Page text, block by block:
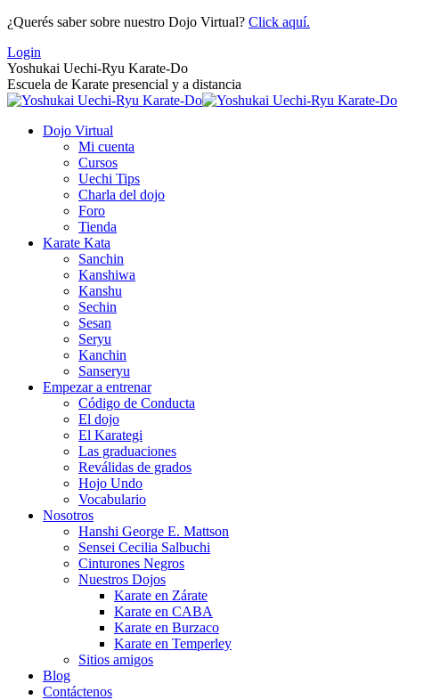
Saltar
contenido
¿Querés saber sobre nuestro Dojo Virtual? Click aquí.
Login
Yoshukai Uechi-Ryu Karate-Do
Escuela de Karate presencial y a distancia
Dojo Virtual
Mi cuenta
Cursos
Uechi Tips
Charla del dojo
Foro
Tienda
Karate Kata
Sanchin
Kanshiwa
Kanshu
Sechin
Sesan
Seryu
Kanchin
Sanseryu
Empezar a entrenar
Código de Conducta
El dojo
El Karategi
Las graduaciones
Reválidas de grados
Hojo Undo
Vocabulario
Nosotros
Hanshi George E. Mattson
Sensei Cecilia Salbuchi
Cinturones Negros
Nuestros Dojos
Karate en Zárate
Karate en CABA
Karate en Burzaco
Karate en Temperley
Sitios amigos
Blog
Contáctenos